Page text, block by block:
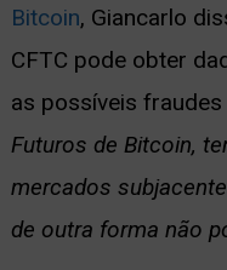
Bitcoin, Giancarlo
CFTC pode obter
as possíveis fraudes
Futuros de Bitcoin,
mercados
de outra forma não